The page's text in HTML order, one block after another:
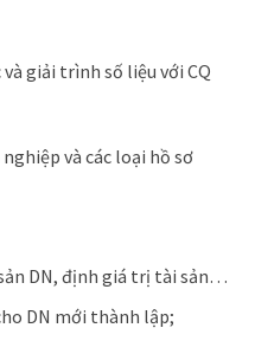
giải trình số liệu với CQ
và các loại hồ sơ
DN, định giá trị tài sản…
DN mới thành lập;